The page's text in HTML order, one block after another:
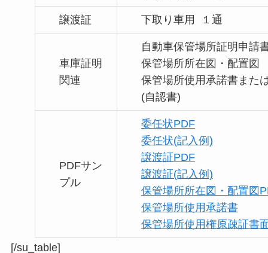
譲渡証 下取り車用 １通
車庫証明
関連
自動車保管場所証明申請
保管場所所在図・配置図
保管場所使用承諾書また
(自認書)
PDFサン
プル
委任状PDF
委任状(記入例)
譲渡証PDF
譲渡証(記入例)
保管場所所在図・配置図
保管場所使用承諾書
保管場所使用権原疎証書
[/su_table]